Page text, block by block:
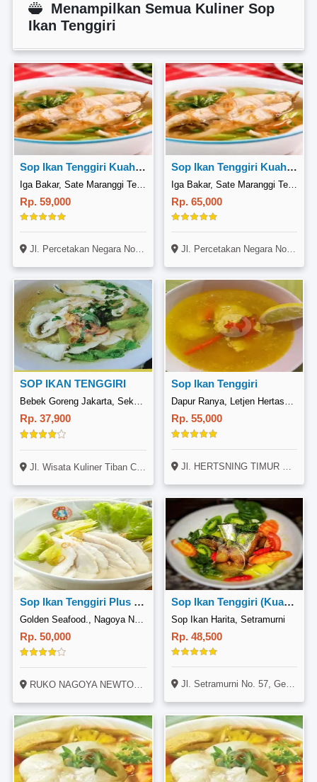
Menampilkan Semua Kuliner Sop
Ikan Tenggiri
Sop Ikan Tenggiri Kuah Tomyam
Iga Bakar, Sate Maranggi Teh Ita, Bpom Percetakan
Rp. 59,000
Jl. Percetakan Negara No. 27A, Cempaka Putih, Jakarta
Sop Ikan Tenggiri Kuah Tomyam Udang
Iga Bakar, Sate Maranggi Teh Ita, Bpom Percetakan
Rp. 65,000
Jl. Percetakan Negara No. 27A, Cempaka Putih, Jakarta
SOP IKAN TENGGIRI
Bebek Goreng Jakarta, Sekupang
Rp. 37,900
Jl. Wisata Kuliner Tiban Center (Dekat Amir Prata), Sekupang, Batam
Sop Ikan Tenggiri
Dapur Ranya, Letjen Hertasning
Rp. 55,000
Jl. HERTSNING TIMUR NO. 9 ( Kantor Spbu Depan Bank Btn )
Sop Ikan Tenggiri Plus Nasi
Rp. 50,000
RUKO NAGOYA NEWTOON Blok U No.9, LUBUK BAJA
Sop Ikan Tenggiri (Kuah Kuning)
Sop Ikan Harita, Setramurni
Rp. 48,500
Jl. Setramurni No. 57, Gegerkalong, Bandung